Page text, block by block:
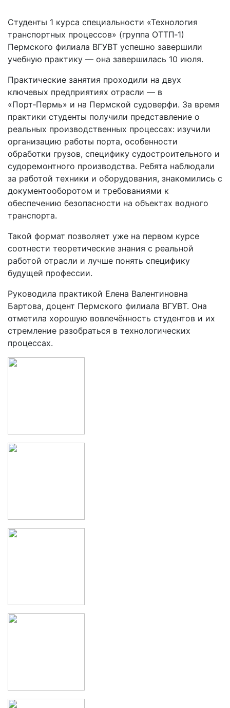
Студенты 1 курса специальности «Технология
транспортных процессов» (группа ОТТП‑1)
Пермского филиала ВГУВТ успешно завершили
учебную практику — она завершилась 10 июля.
Практические занятия проходили на двух
ключевых предприятиях отрасли — в
«Порт‑Пермь» и на Пермской судоверфи. За время
практики студенты получили представление о
реальных производственных процессах: изучили
организацию работы порта, особенности
обработки грузов, специфику судостроительного и
судоремонтного производства. Ребята наблюдали
за работой техники и оборудования, знакомились с
документооборотом и требованиями к
обеспечению безопасности на объектах водного
транспорта.
Такой формат позволяет уже на первом курсе
соотнести теоретические знания с реальной
работой отрасли и лучше понять специфику
будущей профессии.
Руководила практикой Елена Валентиновна
Бартова, доцент Пермского филиала ВГУВТ. Она
отметила хорошую вовлечённость студентов и их
стремление разобраться в технологических
процессах.